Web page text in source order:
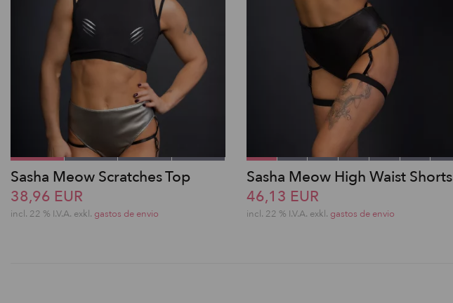
Sasha Meow Scratches Top
38,96 EUR
incl. 22 % I.V.A. exkl. gastos de envio
Sasha Meow High Waist Shorts
46,13 EUR
incl. 22 % I.V.A. exkl. gastos de envio